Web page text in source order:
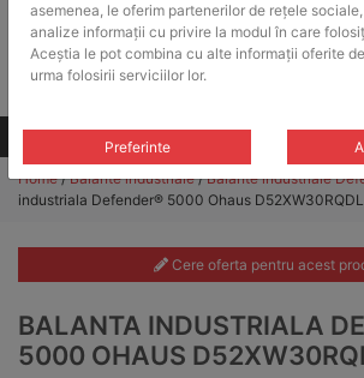
Products
search
Toate produsele
Home/Balante industriale/Balante industriale
industriala Defender® 5000 Ohaus
Cere oferta pentru acest
BALANTA INDUSTRIALA
5000 OHAUS
asemenea, le oferim partenerilor de rețele
analize informații cu privire la modul în care
Aceștia le pot combina cu alte informații oferite
urma folosirii serviciilor lor.
Preferinte